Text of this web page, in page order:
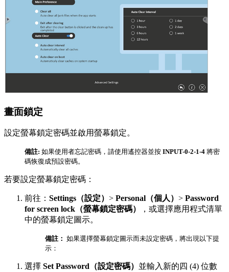
畫面鎖定
設定螢幕鎖定密碼並啟用螢幕鎖定。
備註: 如果使用者忘記密碼，請使用遙控器並按 INPUT-0-2-1-4 將密
碼恢復成預設密碼。
若要設定螢幕鎖定密碼：
前往： Settings（設定） > Personal（個人） > Password
for screen lock（螢幕鎖定密碼）
，或選擇應用程式清單
中的螢幕鎖定圖示。
備註： 如果選擇螢幕鎖定圖示而未設定密碼，將出現以下提
示：
選擇 Set Password（設定密碼） 並輸入新的四 (4) 位數